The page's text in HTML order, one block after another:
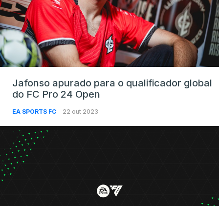
Jafonso apurado para o qualificador global
do FC Pro 24 Open
EA SPORTS FC 22 out 2023